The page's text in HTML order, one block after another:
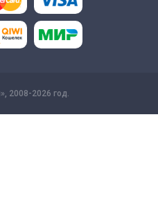
2008-2026 год.